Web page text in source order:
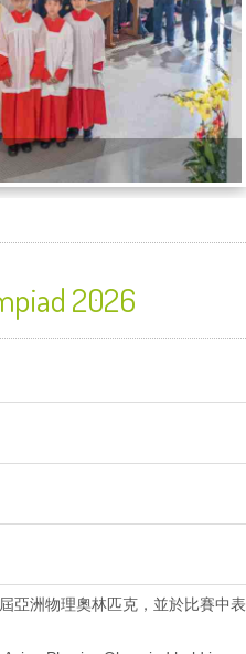
2026
亞洲物理奧林匹克，並於比賽中表